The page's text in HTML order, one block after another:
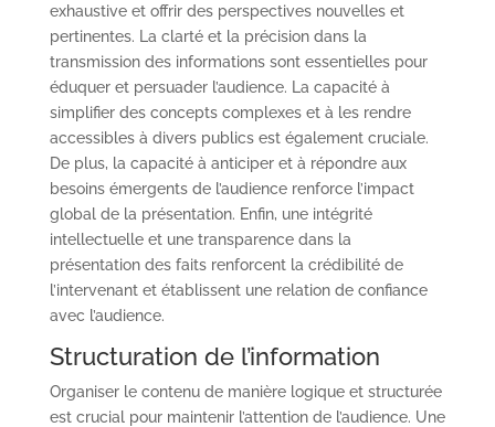
exhaustive et offrir des perspectives nouvelles et
pertinentes. La clarté et la précision dans la
transmission des informations sont essentielles pour
éduquer et persuader l’audience. La capacité à
simplifier des concepts complexes et à les rendre
accessibles à divers publics est également cruciale.
De plus, la capacité à anticiper et à répondre aux
besoins émergents de l’audience renforce l’impact
global de la présentation. Enfin, une intégrité
intellectuelle et une transparence dans la
présentation des faits renforcent la crédibilité de
l’intervenant et établissent une relation de confiance
avec l’audience.
Structuration de l’information
Organiser le contenu de manière logique et structurée
est crucial pour maintenir l’attention de l’audience. Une